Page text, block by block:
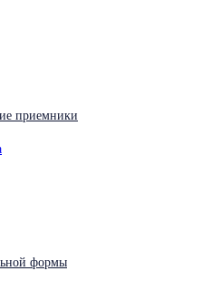
приемники
формы